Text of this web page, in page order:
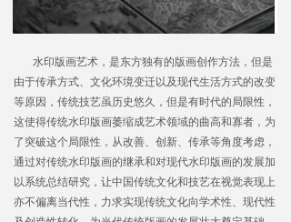
水印版画艺术，是东方独有的版画创作方法，但是
由于传承方式、文化环境变迁以及现代生活方式的改变
等原因，传统技艺虽历史悠久，但是有时代的局限性，
这使得传统水印版画萎缩成艺术领域的曲高和寡者，为
了突破这个局限性，从改善、创新、传承等角度考虑，
通过对传统水印版画的继承和对现代水印版画的发展加
以系统总结研究，让中国传统文化和技艺在视觉表现上
亦不偏离当代性，力求实现传统文化向学术性、现代性